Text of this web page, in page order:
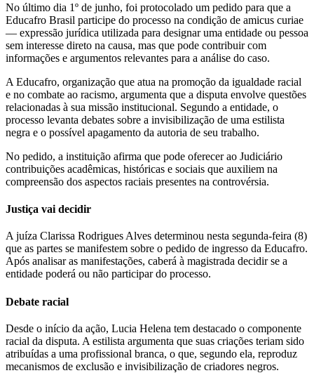
No último dia 1º de junho, foi protocolado um pedido para que a
Educafro Brasil participe do processo na condição de amicus curiae
— expressão jurídica utilizada para designar uma entidade ou pessoa
sem interesse direto na causa, mas que pode contribuir com
informações e argumentos relevantes para a análise do caso.
A Educafro, organização que atua na promoção da igualdade racial
e no combate ao racismo, argumenta que a disputa envolve questões
relacionadas à sua missão institucional. Segundo a entidade, o
processo levanta debates sobre a invisibilização de uma estilista
negra e o possível apagamento da autoria de seu trabalho.
No pedido, a instituição afirma que pode oferecer ao Judiciário
contribuições acadêmicas, históricas e sociais que auxiliem na
compreensão dos aspectos raciais presentes na controvérsia.
Justiça vai decidir
A juíza Clarissa Rodrigues Alves determinou nesta segunda-feira (8)
que as partes se manifestem sobre o pedido de ingresso da Educafro.
Após analisar as manifestações, caberá à magistrada decidir se a
entidade poderá ou não participar do processo.
Debate racial
Desde o início da ação, Lucia Helena tem destacado o componente
racial da disputa. A estilista argumenta que suas criações teriam sido
atribuídas a uma profissional branca, o que, segundo ela, reproduz
mecanismos de exclusão e invisibilização de criadores negros.